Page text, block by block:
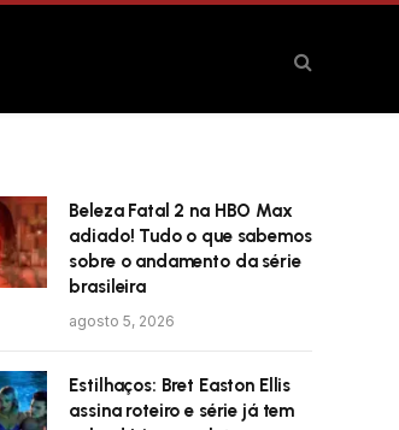
Beleza Fatal 2 na HBO Max
adiado! Tudo o que sabemos
sobre o andamento da série
brasileira
agosto 5, 2026
Estilhaços: Bret Easton Ellis
assina roteiro e série já tem